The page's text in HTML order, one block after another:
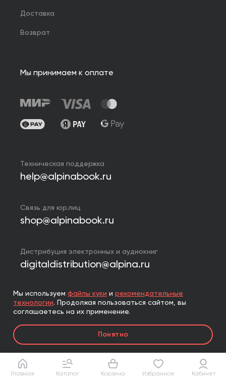
Доставка
Возврат
Мы принимаем к оплате
Техническая поддержка
help@alpinabook.ru
Связь для юр.лиц
shop@alpinabook.ru
Дистрибуция электронных и аудиокниг
digitaldistribution@alpina.ru
123007,Москва,4-я Магистральная улица, дом 5,
строение 1
8 (800) 550-53-22
+7 (495) 120-07-04
Мы используем файлы куки и рекомендательные
технологии. Продолжая пользоваться сайтом, вы
соглашаетесь на их применение.
Понятно
Главная Каталог Корзина Избранное Кабинет